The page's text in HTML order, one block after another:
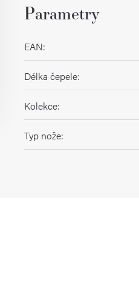
Parametry
EAN:
Délka čepele:
Kolekce:
Typ nože: